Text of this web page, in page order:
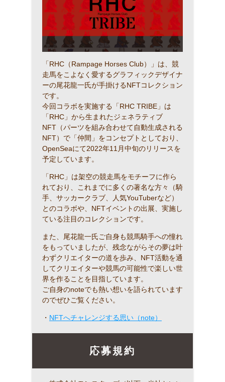
「RHC（Rampage Horses Club）」は、競
走馬をこよなく愛するグラフィックデザイナ
ーの尾花龍一氏が手掛けるNFTコレクション
です。
今回コラボを実施する「RHC TRIBE」は
「RHC」から生まれたジェネラティブ
NFT（パーツを組み合わせて自動生成される
NFT）で「仲間」をコンセプトとしており、
OpenSeaにて2022年11月中旬のリリースを
予定しています。
「RHC」は架空の競走馬をモチーフに作ら
れており、これまでに多くの著名な方々（騎
手、サッカークラブ、人気YouTuberなど）
とのコラボや、NFTイベントの出展、実施し
ている注目のコレクションです。
また、尾花龍一氏ご自身も競馬騎手への憧れ
をもっていましたが、残念ながらその夢は叶
わずクリエイターの道を歩み、NFT活動を通
してクリエイターや競馬の可能性で楽しい世
界を作ることを目指しています。
ご自身のnoteでも熱い想いを語られています
のでぜひご覧ください。
・ NFTへチャレンジする思い（note）
応募規約